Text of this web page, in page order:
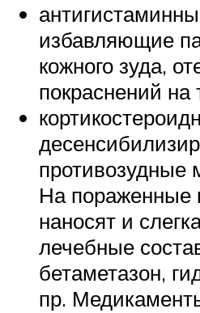
избавляющие
кожного зуда,
покраснений на
противозудные
На пораженные
наносят и
лечебные
бетаметазон,
пр.